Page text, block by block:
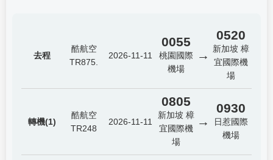
去程
酷航空
TR875.
2026-11-11
0055
桃園國際
機場
→
0520
新加坡 樟
宜國際機
場
轉機(1)
酷航空
TR248
2026-11-11
0805
新加坡 樟
宜國際機
場
→
0930
日惹國際
機場